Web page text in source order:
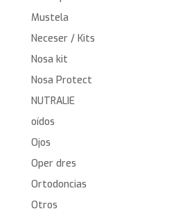
Mustela
Neceser / Kits
Nosa kit
Nosa Protect
NUTRALIE
oídos
Ojos
Oper dres
Ortodoncias
Otros